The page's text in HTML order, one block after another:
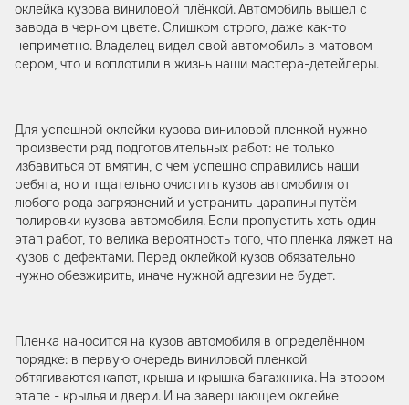
оклейка кузова виниловой плёнкой. Автомобиль вышел с
завода в черном цвете. Слишком строго, даже как-то
неприметно. Владелец видел свой автомобиль в матовом
сером, что и воплотили в жизнь наши мастера-детейлеры.
Для успешной оклейки кузова виниловой пленкой нужно
произвести ряд подготовительных работ: не только
избавиться от вмятин, с чем успешно справились наши
ребята, но и тщательно очистить кузов автомобиля от
любого рода загрязнений и устранить царапины путём
полировки кузова автомобиля. Если пропустить хоть один
этап работ, то велика вероятность того, что пленка ляжет на
кузов с дефектами. Перед оклейкой кузов обязательно
нужно обезжирить, иначе нужной адгезии не будет.
Пленка наносится на кузов автомобиля в определённом
порядке: в первую очередь виниловой пленкой
обтягиваются капот, крыша и крышка багажника. На втором
этапе - крылья и двери. И на завершающем оклейке